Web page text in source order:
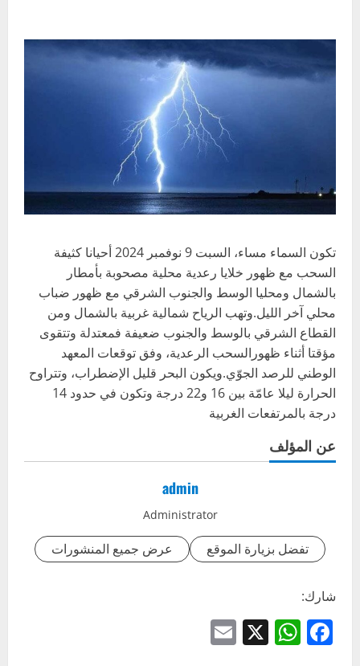
تكون السماء مساء، السبت 9 نوفمبر 2024 أحيانا كثيفة
السحب مع ظهور خلايا رعدية محلية مصحوبة بأمطار
بالشمال ومحليا الوسط والجنوب الشرقي مع ظهور ضباب
محلي آخر الليل.وتهب الرياح شمالية غربية بالشمال ومن
القطاع الشرقي بالوسط والجنوب ضعيفة فمعتدلة وتتقوى
مؤقتا أثناء ظهورالسحب الرعدية، وفق توقعات المعهد
الوطني للرصد الجوّي.ويكون البحر قليل الإضطراب، وتتراوح
الحرارة ليلا عامّة بين 16 و22 درجة وتكون في حدود 14
درجة بالمرتفعات الغربية
عن المؤلف
admin
Administrator
تفضل بزيارة الموقع عرض جميع المنشورات
شارك:
Facebook
WhatsApp
X